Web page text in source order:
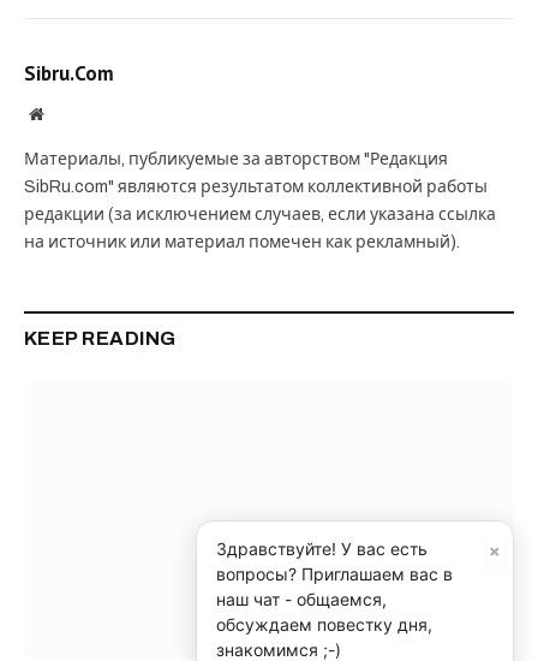
Sibru.Com
Website
Материалы, публикуемые за авторством "Редакция
SibRu.com" являются результатом коллективной работы
редакции (за исключением случаев, если указана ссылка
на источник или материал помечен как рекламный).
KEEP READING
×
Здравствуйте! У вас есть
вопросы? Приглашаем вас в
наш чат - общаемся,
обсуждаем повестку дня,
знакомимся ;-)